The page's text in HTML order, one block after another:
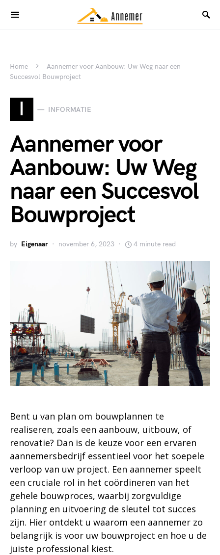
Home
Aannemer voor Aanbouw: Uw Weg naar een
Succesvol Bouwproject
I INFORMATIE
Aannemer voor
Aanbouw: Uw Weg
naar een Succesvol
Bouwproject
by Eigenaar november 6, 2023 4 minute read
Bent u van plan om bouwplannen te
realiseren, zoals een aanbouw, uitbouw, of
renovatie? Dan is de keuze voor een ervaren
aannemersbedrijf essentieel voor het soepele
verloop van uw project. Een aannemer speelt
een cruciale rol in het coördineren van het
gehele bouwproces, waarbij zorgvuldige
planning en uitvoering de sleutel tot succes
zijn. Hier ontdekt u waarom een aannemer zo
belangrijk is voor uw bouwproject en hoe u de
juiste professional kiest.